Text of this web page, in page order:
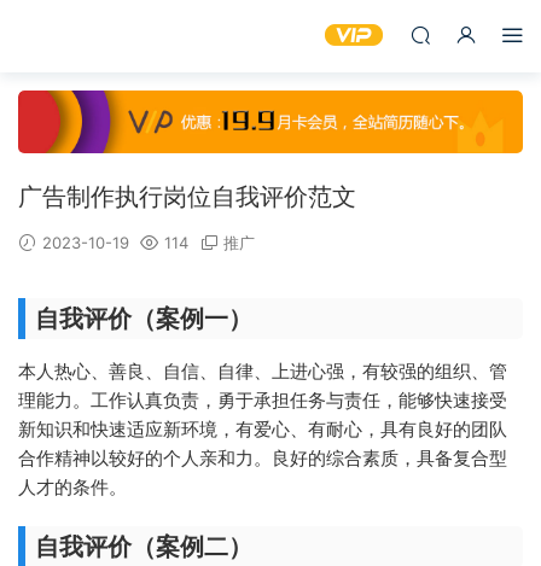
广告制作执行岗位自我评价范文
2023-10-19 114 推广
自我评价（案例一）
本人热心、善良、自信、自律、上进心强，有较强的组织、管
理能力。工作认真负责，勇于承担任务与责任，能够快速接受
新知识和快速适应新环境，有爱心、有耐心，具有良好的团队
合作精神以较好的个人亲和力。良好的综合素质，具备复合型
人才的条件。
自我评价（案例二）